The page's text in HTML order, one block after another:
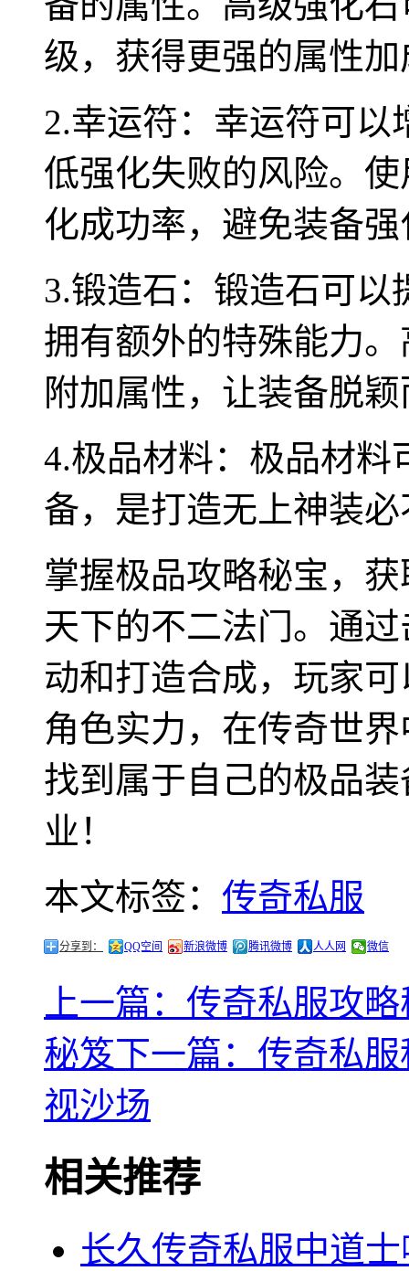
级，获得更强的属性加
2.幸运符：幸运符可
低强化失败的风险。
化成功率，避免装备
3.锻造石：锻造石可
拥有额外的特殊能力
附加属性，让装备脱
4.极品材料：极品材料
备，是打造无上神装
掌握极品攻略秘宝，
天下的不二法门。通
动和打造合成，玩家
角色实力，在传奇世
找到属于自己的极品
业！
本文标签： 传奇私服
分享到： QQ空间 新浪微博 腾讯微博 人人网 微信
上一篇：传奇私服攻
秘笈下一篇：传奇私
视沙场
相关推荐
长久传奇私服中道